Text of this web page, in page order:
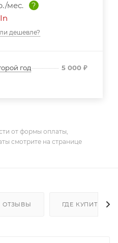
мес.
?
дешевле?
год
5 000 ₽
от формы оплаты,
смотрите на странице
ОТЗЫВЫ ГДЕ КУПИТЬ